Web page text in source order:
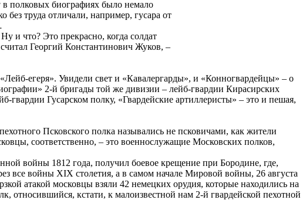
полковых биографиях было немало
труда отличали, например, гусара от
и что? Это прекрасно, когда солдат
Георгий Константинович Жуков, –
егеря». Увидели свет и «Кавалергарды», и «Конногвардейцы» – о
2-й бригады той же дивизии – лейб-гвардии Кирасирских
Гусарском полку, «Гвардейские артиллеристы» – это и пешая,
Псковского полка назывались не псковичами, как жители
соответственно, – это военнослужащие Московских полков,
войны 1812 года, получил боевое крещение при Бородине, где,
все войны XIX столетия, а в самом начале Мировой войны, 26 августа
атакой московцы взяли 42 немецких орудия, которые находились на
кстати, к малоизвестной нам 2-й гвардейской пехотной